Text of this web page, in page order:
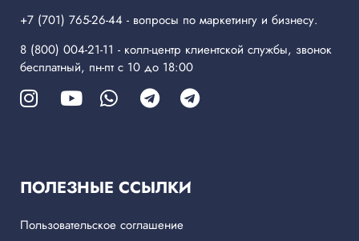
+7 (701) 765-26-44 - вопросы по маркетингу и бизнесу.
8 (800) 004-21-11 - колл-центр клиентской службы, звонок
бесплатный, пн-пт с 10 до 18:00
ПОЛЕЗНЫЕ ССЫЛКИ
Пользовательское соглашение